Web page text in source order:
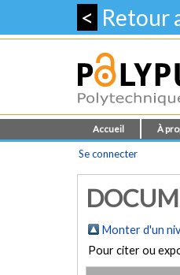
< Retour
Accueil À
Se connecter
Monter d'un
Pour citer ou